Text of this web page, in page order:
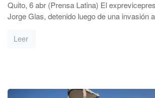
Quito, 6 abr (Prensa Latina) El
Jorge Glas, detenido luego de una invasión
Leer